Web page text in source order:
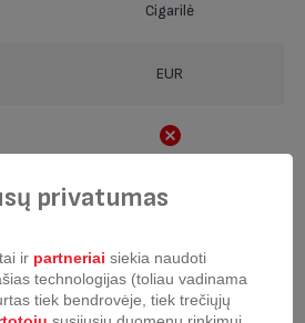
Cigarilė
EUR
Monocikloninis be maišelio
67 dB(A)
privatumas
ir partneriai siekia naudoti
technologijas (toliau vadinama
tiek bendrovėje, tiek trečiųjų